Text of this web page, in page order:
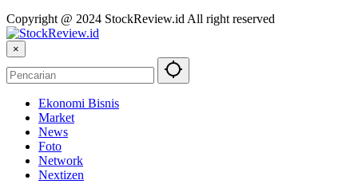
Copyright @ 2024 StockReview.id All right reserved
×
Ekonomi Bisnis
Market
News
Foto
Network
Nextizen